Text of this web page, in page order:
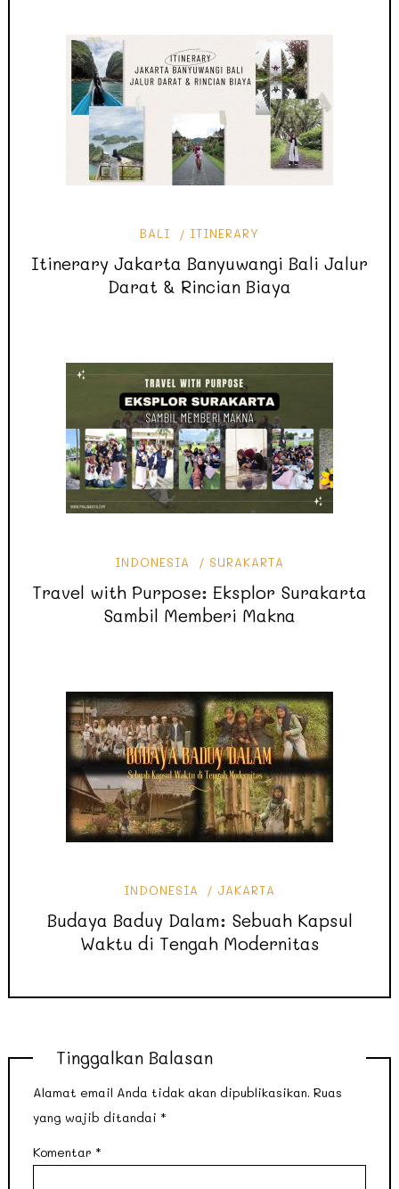
BALI ITINERARY
Itinerary Jakarta Banyuwangi Bali Jalur
Darat & Rincian Biaya
INDONESIA SURAKARTA
Travel with Purpose: Eksplor Surakarta
Sambil Memberi Makna
INDONESIA JAKARTA
Budaya Baduy Dalam: Sebuah Kapsul
Waktu di Tengah Modernitas
Tinggalkan Balasan
Alamat email Anda tidak akan dipublikasikan. Ruas
yang wajib ditandai *
Komentar *